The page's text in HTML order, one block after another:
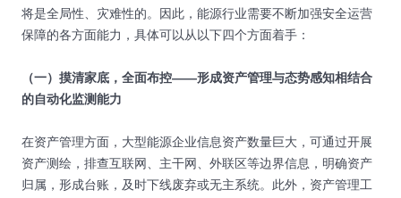
将是全局性、灾难性的。因此，能源行业需要不断加强安全运营
保障的各方面能力，具体可以从以下四个方面着手：
（一）摸清家底，全面布控——形成资产管理与态势感知相结合
的自动化监测能力
在资产管理方面，大型能源企业信息资产数量巨大，可通过开展
资产测绘，排查互联网、主干网、外联区等边界信息，明确资产
归属，形成台账，及时下线废弃或无主系统。此外，资产管理工